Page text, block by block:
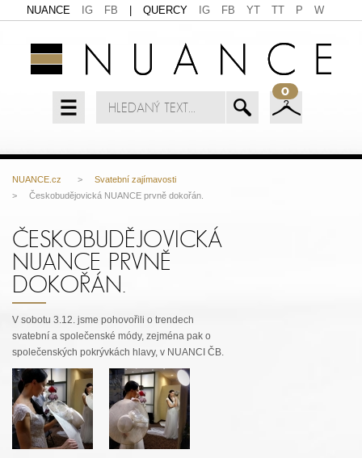
NUANCE IG FB QUERCY IG FB YT TT P W
0
NUANCE.cz > Svatební zajímavosti
> Českobudějovická NUANCE prvně dokořán.
ČESKOBUDĚJOVICKÁ
NUANCE PRVNĚ
DOKOŘÁN.
V sobotu 3.12. jsme pohovořili o trendech
svatební a společenské módy, zejména pak o
společenských pokrývkách hlavy, v NUANCI ČB.